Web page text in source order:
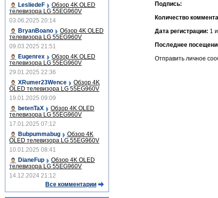
Подпись:
Количество
Дата регистрации: 1
Последнее
Отправить личное
LesliedeF
Обзор 4K OLED
телевизора LG 55EG960V
03.06.2025 20:14
BryanBoano
Обзор 4K OLED
телевизора LG 55EG960V
09.03.2025 21:51
Eugenrex
Обзор 4K OLED
телевизора LG 55EG960V
29.01.2025 22:36
XRumer23Wence
Обзор 4K
OLED телевизора LG 55EG960V
19.01.2025 09:09
betenTaX
Обзор 4K OLED
телевизора LG 55EG960V
17.01.2025 07:12
Bubpummabug
Обзор 4K
OLED телевизора LG 55EG960V
10.01.2025 08:41
DianeFup
Обзор 4K OLED
телевизора LG 55EG960V
14.12.2024 21:12
Все комментарии